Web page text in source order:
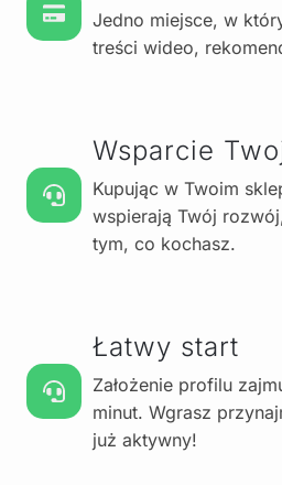
Jedno miejsce, w
treści wideo,
Wsparcie
Kupując w Twoim
wspierają Twój
tym, co kochasz.
Łatwy start
Założenie profilu
minut. Wgrasz
już aktywny!